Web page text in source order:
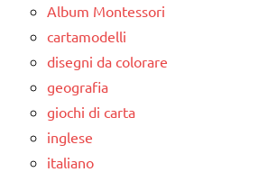
PER ETA'
TUTTI GLI
ARTICOLI
TUTTI GLI
ARGOMENTI
PER ETA'
TUTTI GLI
ARTICOLI
Album Montessori
cartamodelli
disegni da colorare
geografia
giochi di carta
inglese
italiano